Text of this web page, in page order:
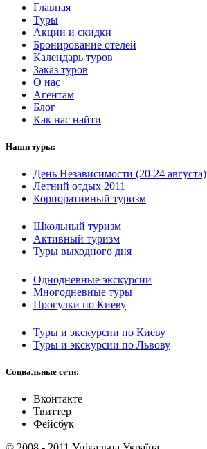
Главная
Туры
Акции и скидки
Бронирование отелей
Календарь туров
Заказ туров
О нас
Агентам
Блог
Как нас найти
Наши туры:
День Независимости (20-24 августа)
Летний отдых 2011
Корпоративный туризм
Школьный туризм
Активный туризм
Туры выходного дня
Однодневные экскурсии
Многодневные туры
Прогулки по Киеву
Туры и экскурсии по Киеву
Туры и экскурсии по Львову
Социальные сети:
Вконтакте
Твиттер
Фейсбук